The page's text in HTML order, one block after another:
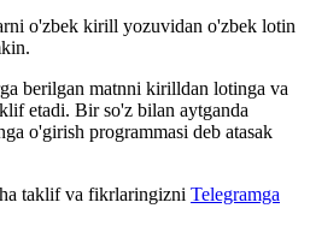
o'zbek kirill yozuvidan o'zbek lotin
berilgan matnni kirilldan lotinga va
etadi. Bir so'z bilan aytganda
o'girish programmasi deb atasak
taklif va fikrlaringizni Telegramga